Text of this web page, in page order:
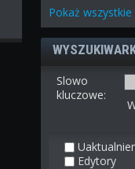
Pokażwszystkie
Slowo
kluczowe:
Edytory